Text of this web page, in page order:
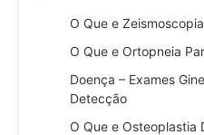
O Que e Zeismoscopia
O Que e Ortopneia
Doença – Exames
Detecção
O Que e Osteoplastia